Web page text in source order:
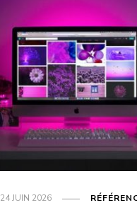
24 JUIN 2026